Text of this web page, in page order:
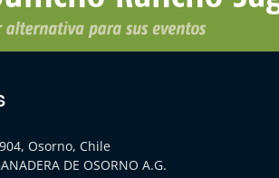
Osorno, Chile
DE OSORNO A.G.